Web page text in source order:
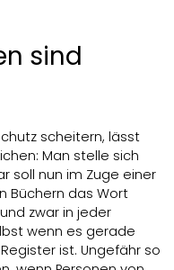
sind
scheitern, lässt
Man stelle sich
soll nun im Zuge einer
Büchern das Wort
zwar in jeder
wenn es gerade
ist. Ungefähr so